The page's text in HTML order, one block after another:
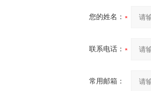
您的姓名：
联系电话：
常用邮箱：